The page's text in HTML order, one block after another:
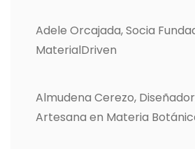
Adele Orcajada, Socia
MaterialDriven
Almudena Cerezo,
Artesana en Materia